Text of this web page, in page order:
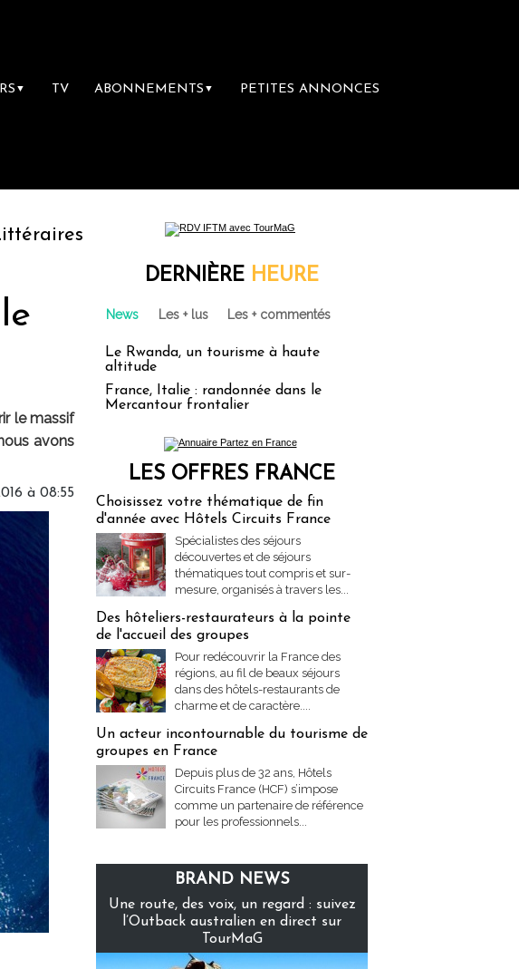
▼ TV ABONNEMENTS ▼ PETITES ANNONCES
la première librairie du voyage
le massif
avons
à 08:55
DERNIÈRE HEURE
News Les + lus Les + commentés
Le Rwanda, un tourisme à haute
altitude
France, Italie : randonnée dans le
Mercantour frontalier
LES OFFRES FRANCE
Choisissez votre thématique de fin
d'année avec Hôtels Circuits France
Spécialistes des séjours
découvertes et de séjours
thématiques tout compris et sur-
mesure, organisés à travers les...
Des hôteliers-restaurateurs à la pointe
de l'accueil des groupes
Pour redécouvrir la France des
régions, au fil de beaux séjours
dans des hôtels-restaurants de
charme et de caractère....
Un acteur incontournable du tourisme de
groupes en France
Depuis plus de 32 ans, Hôtels
Circuits France (HCF) s’impose
comme un partenaire de référence
pour les professionnels...
BRAND NEWS
Une route, des voix, un regard : suivez
l’Outback australien en direct sur
TourMaG